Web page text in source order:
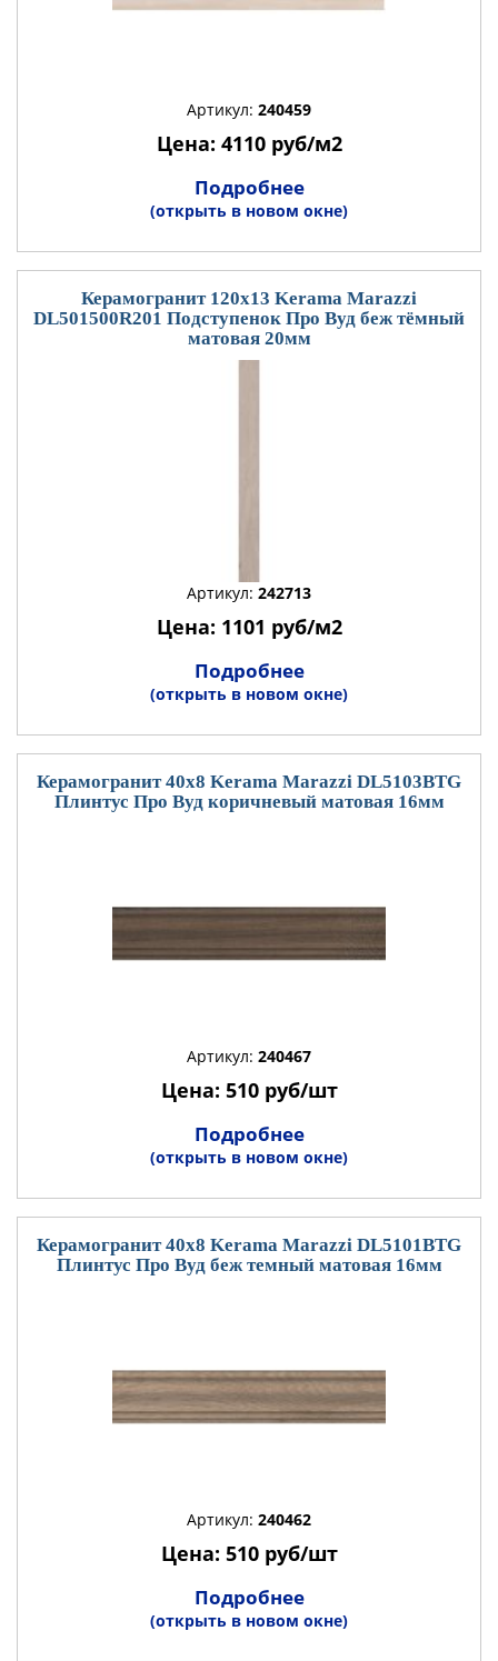
Артикул: 240459
Цена: 4110 руб/м2
Подробнее
(открыть в новом окне)
Керамогранит 120x13 Kerama Marazzi
DL501500R201 Подступенок Про Вуд беж тёмный
матовая 20мм
Артикул: 242713
Цена: 1101 руб/м2
Подробнее
(открыть в новом окне)
Керамогранит 40x8 Kerama Marazzi DL5103BTG
Плинтус Про Вуд коричневый матовая 16мм
Артикул: 240467
Цена: 510 руб/шт
Подробнее
(открыть в новом окне)
Керамогранит 40x8 Kerama Marazzi DL5101BTG
Плинтус Про Вуд беж темный матовая 16мм
Артикул: 240462
Цена: 510 руб/шт
Подробнее
(открыть в новом окне)